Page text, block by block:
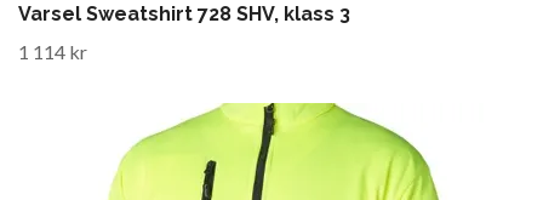
Varsel Sweatshirt 728 SHV, klass 3
1 114 kr